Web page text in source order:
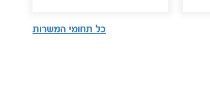
כל תחומי המשרות